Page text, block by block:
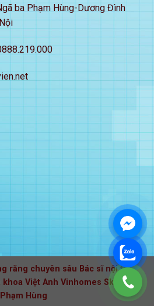
ba Phạm Hùng-Dương Đình
răng chuyên sâu Bác sĩ nội trú
khoa Việt Anh Vinhomes Skylake
Phạm Hùng